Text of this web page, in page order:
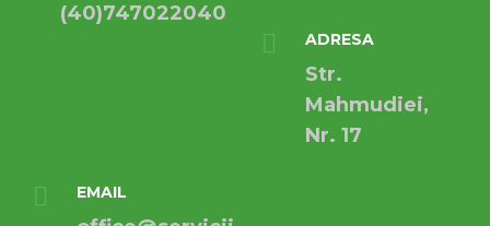
(40)747022040
ADRESA
Str.
Mahmudiei,
Nr. 17
EMAIL